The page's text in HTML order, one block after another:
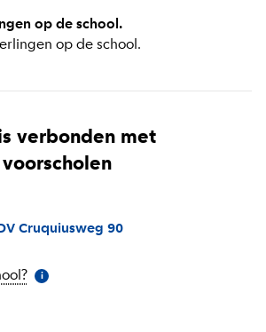
op de school.
op de school.
verbonden met
Cruquiusweg 90
Meer informatie
i